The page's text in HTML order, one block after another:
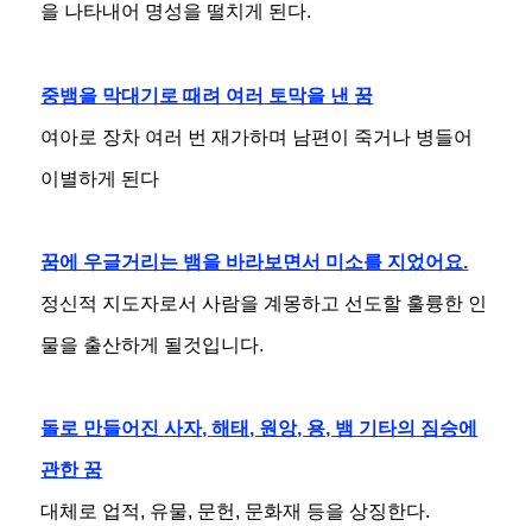
을 나타내어 명성을 떨치게 된다.
중뱀을 막대기로 때려 여러 토막을 낸 꿈
여아로 장차 여러 번 재가하며 남편이 죽거나 병들어
이별하게 된다
꿈에 우글거리는 뱀을 바라보면서 미소를 지었어요.
정신적 지도자로서 사람을 계몽하고 선도할 훌륭한 인
물을 출산하게 될것입니다.
돌로 만들어진 사자, 해태, 원앙, 용, 뱀 기타의 짐승에
관한 꿈
대체로 업적, 유물, 문헌, 문화재 등을 상징한다.